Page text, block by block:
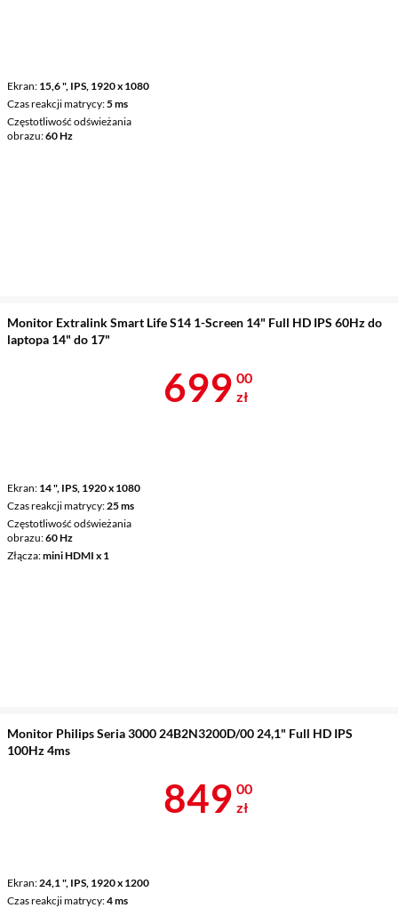
Ekran 15,6 ", IPS, 1920 x 1080
Czas reakcji matrycy 5 ms
Częstotliwość odświeżania
obrazu 60 Hz
Monitor Extralink Smart Life S14 1-Screen 14" Full HD IPS 60Hz do
laptopa 14" do 17"
Ekran 14 ", IPS, 1920 x 1080
Czas reakcji matrycy 25 ms
Częstotliwość odświeżania
obrazu 60 Hz
Złącza mini HDMI x 1
Cena 699 zł
699 00
zł
Monitor Philips Seria 3000 24B2N3200D/00 24,1" Full HD IPS
100Hz 4ms
Ekran 24,1 ", IPS, 1920 x 1200
Czas reakcji matrycy 4 ms
Cena 849 zł
849 00
zł